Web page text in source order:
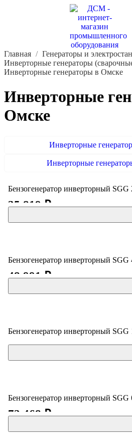
Главная
Генераторы и
Инверторные генераторы
Инверторные генераторы в Омске
Инверторные
Омске
Инверторные
Инверторные
Бензогенератор инверторный SGG
35 819 ₽
Бензогенератор инверторный SGG
48 991 ₽
Бензогенератор инверторный
Цена по запросу
Бензогенератор инверторный SGG
72 468 ₽